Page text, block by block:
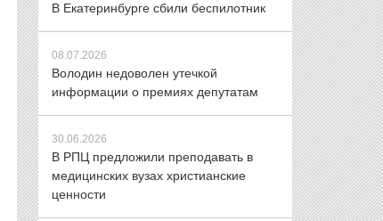
В Екатеринбурге сбили беспилотник
08.07.2026
Володин недоволен утечкой
информации о премиях депутатам
30.06.2026
В РПЦ предложили преподавать в
медицинских вузах христианские
ценности